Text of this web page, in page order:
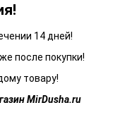
14 дней!
после покупки!
товару!
MirDusha.ru